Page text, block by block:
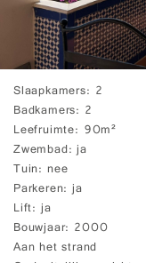
Slaapkamers 2
Badkamers 2
Leefruimte 90m²
Zwembad ja
Tuin nee
Parkeren ja
Lift ja
Bouwjaar 2000
Aan het strand